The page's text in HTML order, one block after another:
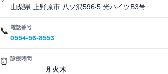
山梨県 上野原市 八ツ沢596-5 光ハイツB3号
📞 電話番号
0554-56-8553
⏰ 診療時間
月 火 木